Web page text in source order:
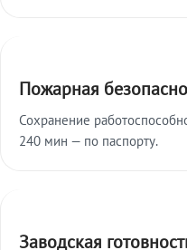
Пожарная
Сохранение
240 мин — по паспорту.
Заводская